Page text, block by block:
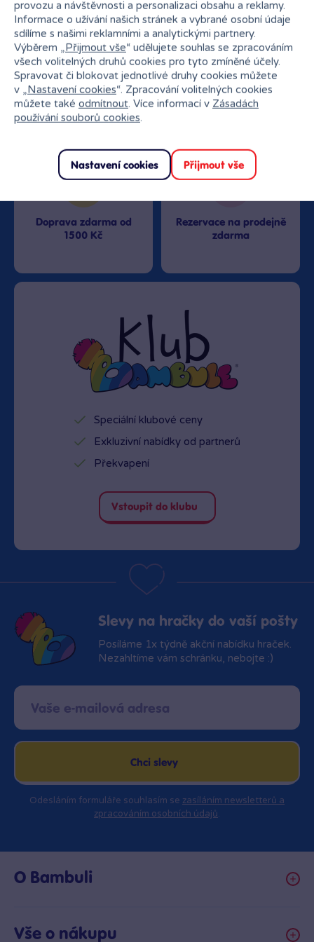
Nejširší sortiment na
trhu
27 kamenných prodejen
Doprava zdarma od
1500 Kč
Rezervace na prodejně
zdarma
Speciální klubové ceny
Exkluzivní nabídky od partnerů
Překvapení
Vstoupit do klubu
Slevy na hračky do vaší pošty
Posíláme 1x týdně akční nabídku hraček.
Nezahltíme vám schránku, nebojte :)
Chci slevy
Odesláním formuláře souhlasím se zasíláním newsletterů a
zpracováním osobních údajů.
O Bambuli
Vše o nákupu
provozu a návštěvnosti a personalizaci obsahu a reklamy.
Informace o užívání našich stránek a vybrané osobní údaje
sdílíme s našimi reklamními a analytickými partnery.
Výběrem „Přijmout vše“ udělujete souhlas se zpracováním
všech volitelných druhů cookies pro tyto zmíněné účely.
Spravovat či blokovat jednotlivé druhy cookies můžete
v „Nastavení cookies“. Zpracování volitelných cookies
můžete také odmítnout. Více informací v Zásadách
používání souborů cookies.
Nastavení cookies Přijmout vše